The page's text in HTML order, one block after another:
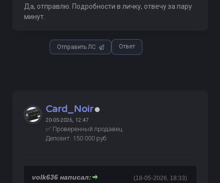
Да, отправлю. Подробности в личку, отвечу за пару
минут.
Отправить ЛС Ответ
Card_Noir
20-05-2026, 12:47
✅ Проверенный продавец
Депозит: 150 000 руб.
(18-05-2026, 18:33)
volk636 написал: